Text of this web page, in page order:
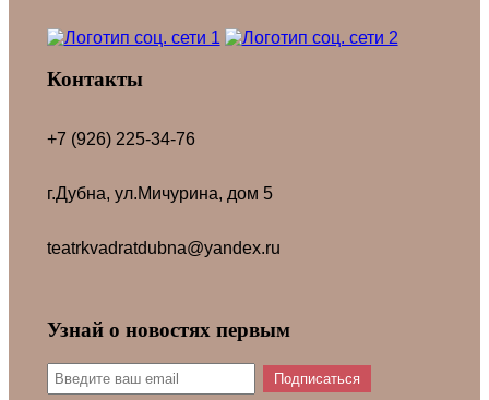
Контакты
+7 (926) 225-34-76
г.Дубна, ул.Мичурина, дом 5
teatrkvadratdubna@yandex.ru
Узнай о новостях первым
Подписаться